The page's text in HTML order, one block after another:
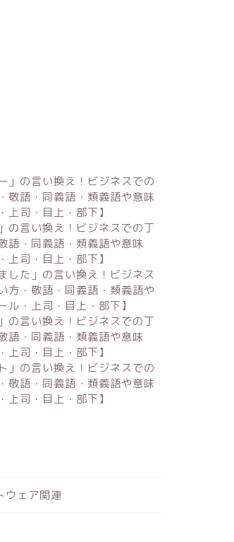
」の言い換え！ビジネスでの
敬語・同義語・類義語や意味
上司・目上・部下】
の言い換え！ビジネスでの丁
語・同義語・類義語や意味
上司・目上・部下】
した」の言い換え！ビジネス
方・敬語・同義語・類義語や
ル・上司・目上・部下】
の言い換え！ビジネスでの丁
語・同義語・類義語や意味
上司・目上・部下】
」の言い換え！ビジネスでの
敬語・同義語・類義語や意味
上司・目上・部下】
ウェア関連